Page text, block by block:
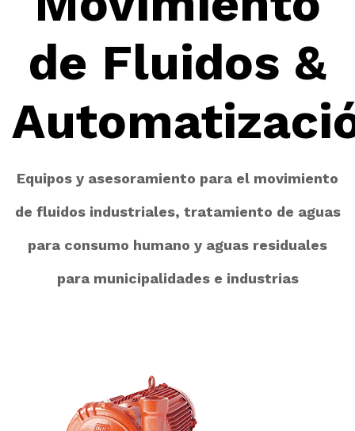
de Fluidos &
Equipos y asesoramiento para el movimiento
de fluidos industriales, tratamiento de aguas
para consumo humano y aguas residuales
para municipalidades e industrias